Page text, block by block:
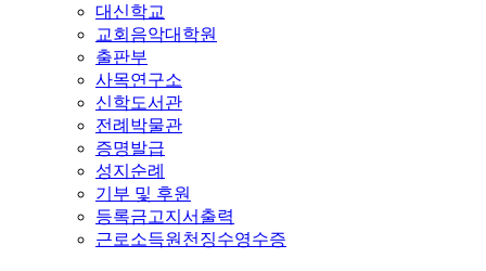
대신학교
교회음악대학원
출판부
사목연구소
신학도서관
전례박물관
증명발급
성지순례
기부 및 후원
등록금고지서출력
근로소득원천징수영수증